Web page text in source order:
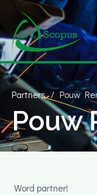
Partners Pouw
Pouw
Word partner!